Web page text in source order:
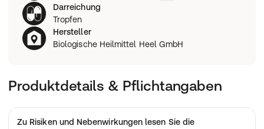
Darreichung
Tropfen
Hersteller
Biologische Heilmittel Heel GmbH
Produktdetails & Pflichtangaben
Zu Risiken und Nebenwirkungen lesen Sie die